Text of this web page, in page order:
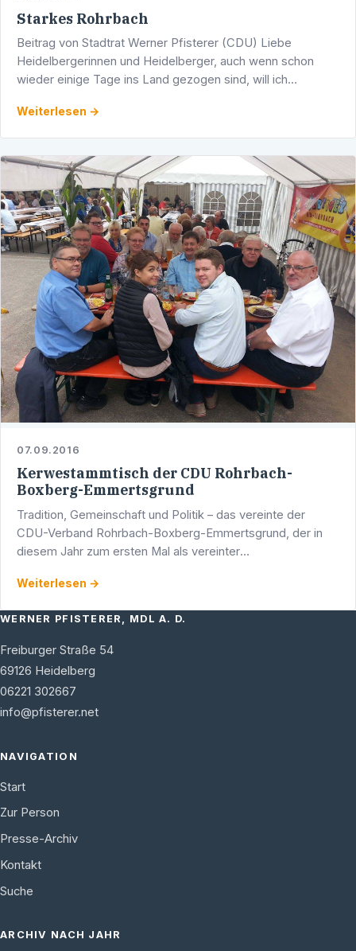
Starkes Rohrbach
Beitrag von Stadtrat Werner Pfisterer (CDU) Liebe
Heidelbergerinnen und Heidelberger, auch wenn schon
wieder einige Tage ins Land gezogen sind, will ich
Leistung, …
Weiterlesen →
07.09.2016
Kerwestammtisch der CDU Rohrbach-
Boxberg-Emmertsgrund
Tradition, Gemeinschaft und Politik – das vereinte der
CDU-Verband Rohrbach-Boxberg-Emmertsgrund, der in
diesem Jahr zum ersten Mal als vereinter
auf der …
Weiterlesen →
WERNER PFISTERER, MDL A. D.
Freiburger Straße 54
69126 Heidelberg
06221 302667
info@pfisterer.net
NAVIGATION
Start
Zur Person
Presse-Archiv
Kontakt
Suche
ARCHIV NACH JAHR